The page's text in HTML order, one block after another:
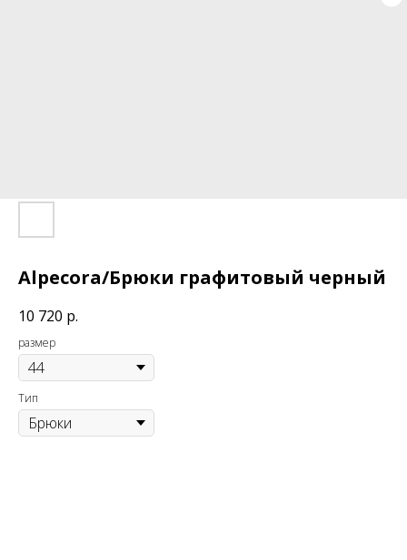
Alpecora/Брюки графитовый черный
10 720 р.
размер
Тип